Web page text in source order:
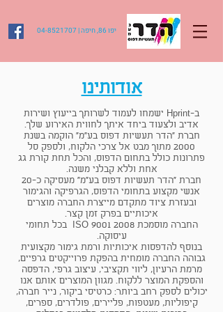
04-8521707 | ‏יפו 86‏, ‏חיפה‏
אודותינו
ב-Hprint ישמחו לעמוד לשרותך בייעוץ ושירות
אדיב ולצעוד ביחד איתך לחווית האירוע שלך.
חברת "הדר תעשיות דפוס בע"מ" הוקמה בשנת
2000 מתוך מבט אל צרכי הלקוח, ולספק סל
פתרונות כולל בתחום הדפוס, והכל תחת קורת גג
אחת וללא קבלני משנה.
חברת "הדר תעשיות דפוס בע"מ" מעסיקה כ-20
אנשי מקצוע בתחומי הדפוס, הגרפיקה והגימור
ובעזרת ציוד מתקדם מייצרת החברה מוצרים
איכותיים בפרק זמן קצר.
החברה מוסמכת ISO9001 2008
בכל תחומי
עיסוקה.
בנוסף להדפסות איכותיות ורמת גימור מקצועית
גבוהה החברה מומחית בהפקת פרוייקטים גרפיים,
מרמת הרעיון, ליווי תקציבי, עיצוב גרפי, הדפסה
והספקת המוצר ללקוח. מגוון המוצרים אותם אנו
יכולים לספק רחב ביותר: כרטיסי ביקור, נייר חברה,
קיפוליות, מעטפות, פליירים, פולדרים, ספרים,